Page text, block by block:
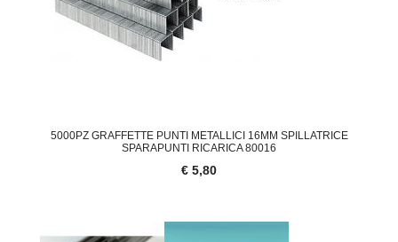
5000PZ GRAFFETTE PUNTI METALLICI 16MM SPILLATRICE
SPARAPUNTI RICARICA 80016
€ 5,80